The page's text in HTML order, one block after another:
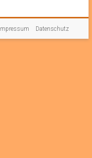
Impressum Datenschutz